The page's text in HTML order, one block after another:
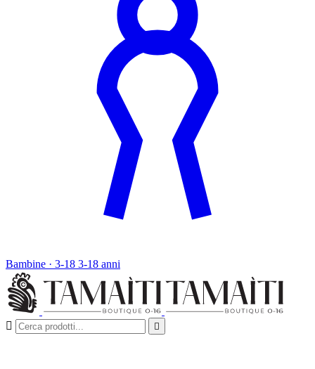
Bambine · 3-18 3-18 anni
 